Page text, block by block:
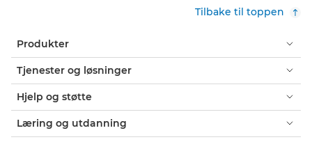
Tilbake til toppen
Produkter
Tjenester og løsninger
Hjelp og støtte
Læring og utdanning